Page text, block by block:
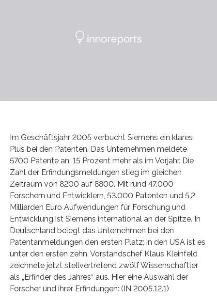
Im Geschäftsjahr 2005 verbucht Siemens ein klares
Plus bei den Patenten. Das Unternehmen meldete
5700 Patente an; 15 Prozent mehr als im Vorjahr. Die
Zahl der Erfindungsmeldungen stieg im gleichen
Zeitraum von 8200 auf 8800. Mit rund 47.000
Forschern und Entwicklern, 53.000 Patenten und 5,2
Milliarden Euro Aufwendungen für Forschung und
Entwicklung ist Siemens international an der Spitze. In
Deutschland belegt das Unternehmen bei den
Patentanmeldungen den ersten Platz; in den USA ist es
unter den ersten zehn. Vorstandschef Klaus Kleinfeld
zeichnete jetzt stellvertretend zwölf Wissenschaftler
als „Erfinder des Jahres“ aus. Hier eine Auswahl der
Forscher und ihrer Erfindungen: (IN 2005.12.1)